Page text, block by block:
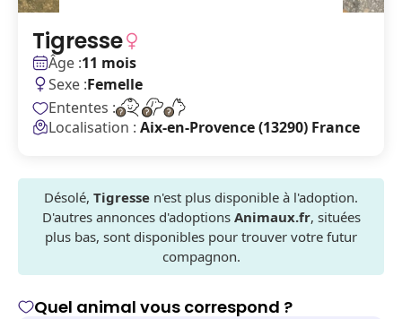
Tigresse
Âge :11 mois
Sexe :Femelle
Ententes :
Localisation : Aix-en-Provence (13290) France
Désolé, Tigresse n'est plus disponible à l'adoption.
D'autres annonces d'adoptions Animaux.fr, situées
plus bas, sont disponibles pour trouver votre futur
compagnon.
Quel animal vous correspond ?